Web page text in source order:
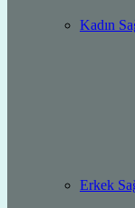
Kadın
Erkek